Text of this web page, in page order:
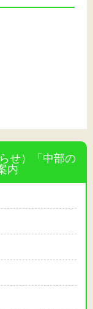
せ）「中部の
内